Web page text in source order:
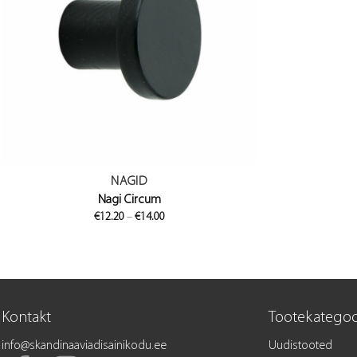
NAGID
Nagi Circum
€12.20 – €14.00Price
Kontakt
info@skandinaaviadisainikodu.ee Uudistooted